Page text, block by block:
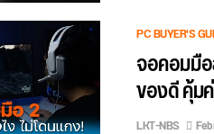
PC BUYER'S
จอคอมมือ
ของดี คุ้ม
LKT-NBS